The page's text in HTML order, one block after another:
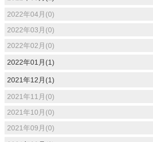
2022年04月(0)
2022年03月(0)
2022年02月(0)
2022年01月(1)
2021年12月(1)
2021年11月(0)
2021年10月(0)
2021年09月(0)